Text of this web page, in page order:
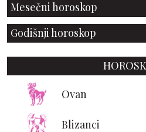
Mesečni horoskop
Godišnji horoskop
Ovan
Blizanci